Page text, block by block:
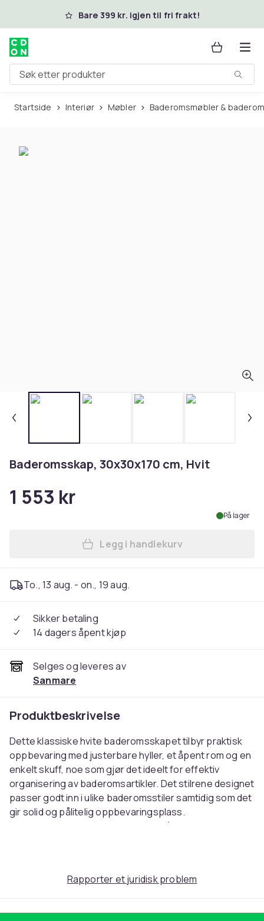
Hopp til hovedinnholdBare 399 kr. igjen til fri frakt!
Søk etter produkter
Startside Interiør Møbler Baderomsmøbler &
Baderomsskap, 30x30x170 cm, Hvit
1 553 kr
På lager
Legg Baderomsskap,
Legg i handlekurv
To., 13 aug. - on., 19 aug.
Sikker betaling
14 dagers åpent kjøp
Selges og leveres av
Sanmare
Produktbeskrivelse
Dette klassiske hvite baderomsskapet tilbyr praktisk
oppbevaring med justerbare hyller, et åpent rom og en
enkelt skuff, noe som gjør det ideelt for effektiv
organisering av baderomsartikler. Det stilrene designet
passer godt inn i ulike baderomsstiler samtidig som det
gir solid og pålitelig oppbevaringsplass.
Farge: Klassisk hvit, Materiale: MDF (Medium Density
Rapporter et juridisk problem